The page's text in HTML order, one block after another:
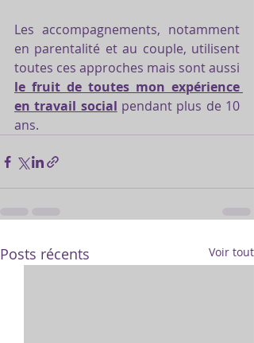
Les accompagnements, notamment
en parentalité et au couple, utilisent
le fruit de toutes mon expérience
en travail social pendant plus de 10
ans.
Posts récents Voir tout